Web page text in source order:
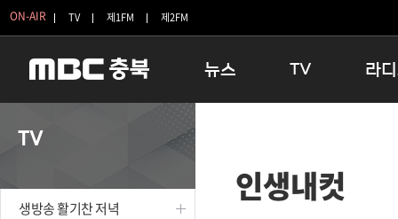
ON-AIR TV 제1FM 제2FM
뉴스 TV
인생내컷
테마기행 길
라
TV
생방송 활기찬 저녁
인생내컷